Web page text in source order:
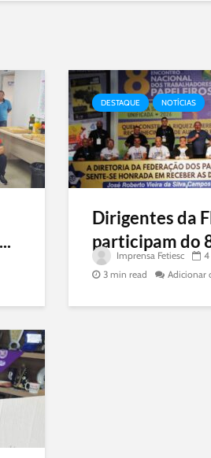
DESTAQUE NOTÍCIAS
Dirigentes da
participam do
Imprensa Fetiesc
4
3 min read
Adicionar